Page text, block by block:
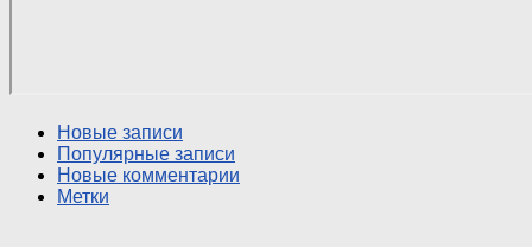
Новые записи
Популярные записи
Новые комментарии
Метки